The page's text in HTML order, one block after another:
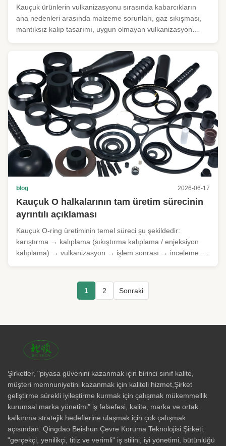
çözümü
Kauçuk ürünlerin vulkanizasyonu sırasında kabarcıkların
ana nedenleri arasında malzeme sorunları, gaz sıkışması,
mantıksız kalıp tasarımı, uygun olmayan vulkanizasyon
yapışması yer alır. Çözümler, ham madde yönetimi, süreç
optimizasyonu, kalıp ...
blog 2026-06-17
Kauçuk O halkalarının tam üretim sürecinin
ayrıntılı açıklaması
Kauçuk O-ring üretiminin temel süreci şu şekildedir:
karıştırma → kalıplama (sıkıştırma kalıplama / enjeksiyon
kalıplama) → vulkanizasyon → işlem sonrası → inceleme.
1 2 Sonraki
Şirketler, "piyasa güvenini kazanmak için birinci sınıf kalite,
müşteri memnuniyetini kazanmak için kaliteli hizmet,Şirket
geliştirme sürekli iyileştirme kurmak için çalışmak mükemmellik
kurumsal marka yönetimi" iş felsefesi, kalite, marka ve ortak
kalkınma stratejik hedeflerine ulaşmak için çok çalışmak
açısından. Qingdao Beishun Çevre Koruma Teknolojisi Şirketi,
"gerçekçi, yenilikçi, titiz ve verimli" iş stilini, iyi yönetimi, bütünlüğü